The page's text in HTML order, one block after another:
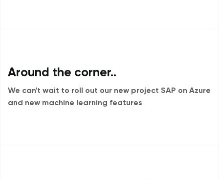
Around the corner..
We can't wait to roll out our new project SAP on Azure
and new machine learning features